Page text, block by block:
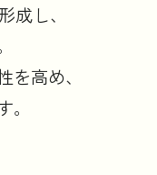
し、
高め、